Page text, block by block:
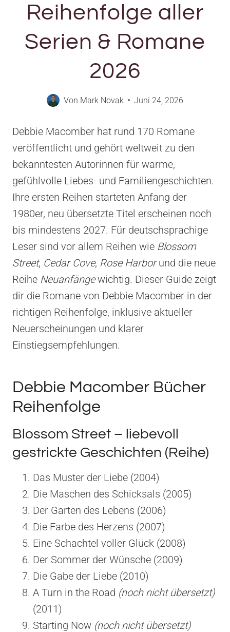
Reihenfolge aller
Serien & Romane
2026
Von Mark Novak Juni 24, 2026
Debbie Macomber hat rund 170 Romane
veröffentlicht und gehört weltweit zu den
bekanntesten Autorinnen für warme,
gefühlvolle Liebes- und Familiengeschichten.
Ihre ersten Reihen starteten Anfang der
1980er, neu übersetzte Titel erscheinen noch
bis mindestens 2027. Für deutschsprachige
Leser sind vor allem Reihen wie Blossom
Street, Cedar Cove, Rose Harborund die neue
Reihe Neuanfängewichtig. Dieser Guide zeigt
dir die Romane von Debbie Macomber in der
richtigen Reihenfolge, inklusive aktueller
Neuerscheinungen und klarer
Einstiegsempfehlungen.
Debbie Macomber Bücher
Reihenfolge
Blossom Street – liebevoll
gestrickte Geschichten (Reihe)
Das Muster der Liebe (2004)
Die Maschen des Schicksals (2005)
Der Garten des Lebens (2006)
Die Farbe des Herzens (2007)
Eine Schachtel voller Glück (2008)
Der Sommer der Wünsche (2009)
Die Gabe der Liebe (2010)
A Turn in the Road (noch nicht übersetzt)
(2011)
Starting Now (noch nicht übersetzt)